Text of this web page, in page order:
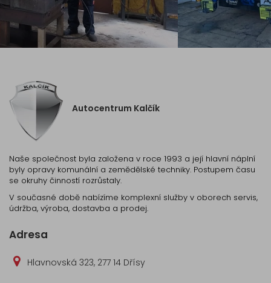
Autocentrum Kalčík
Naše společnost byla založena v roce 1993 a její hlavní náplní
byly opravy komunální a zemědělské techniky. Postupem času
se okruhy činností rozrůstaly.
V současné době nabízíme komplexní služby v oborech servis,
údržba, výroba, dostavba a prodej.
Adresa
Hlavnovská 323, 277 14 Dřísy